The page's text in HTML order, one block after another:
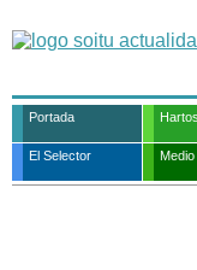
Portada
El Selector